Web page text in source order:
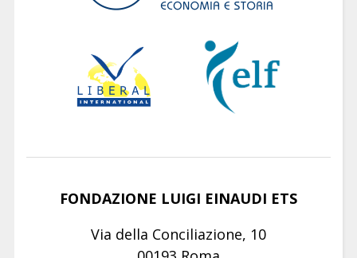
FONDAZIONE LUIGI EINAUDI ETS
Via della Conciliazione, 10